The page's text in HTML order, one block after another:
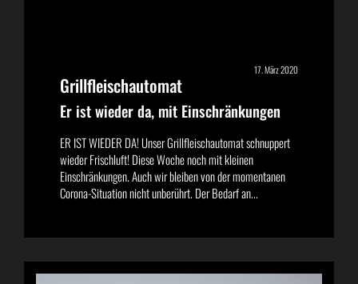
17. März 2020
Grillfleischautomat
Er ist wieder da, mit Einschränkungen
ER IST WIEDER DA! Unser Grillfleischautomat schnuppert
wieder Frischluft! Diese Woche noch mit kleinen
Einschränkungen. Auch wir bleiben von der momentanen
Corona-Situation nicht unberührt. Der Bedarf an...